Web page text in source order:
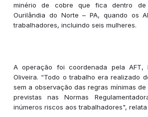
minério de cobre que fica dentro de
Ourilândia do Norte – PA, quando os
trabalhadores, incluindo seis mulheres.
A operação foi coordenada pela AFT,
Oliveira. “Todo o trabalho era realizado
sem a observação das regras mínimas
previstas nas Normas
inúmeros riscos aos trabalhadores", relata